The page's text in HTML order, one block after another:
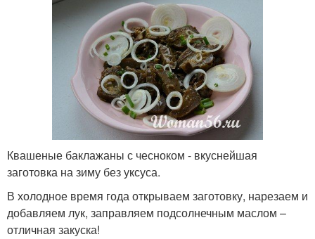
Квашеные баклажаны с чесноком - вкуснейшая
заготовка на зиму без уксуса.
В холодное время года открываем заготовку, нарезаем и
добавляем лук, заправляем подсолнечным маслом –
отличная закуска!